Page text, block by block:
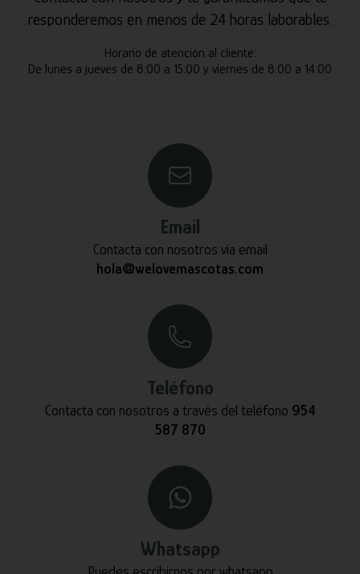
responderemos en menos de 24 horas laborables.
Horario de atención al cliente:
De lunes a jueves de 8:00 a 15:00 y viernes de 8:00 a 14:00
Email
Contacta con nosotros vía email
hola@welovemascotas.com
Teléfono
Contacta con nosotros a través del teléfono 954
587 870
Whatsapp